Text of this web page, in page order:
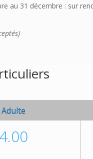
au 31 décembre : sur
Adulte
4.00